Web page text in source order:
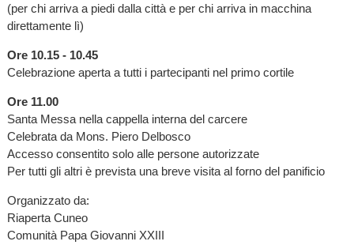
(per chi arriva a piedi dalla città e per chi arriva in macchina
direttamente lì)
Ore 10.15 - 10.45
Celebrazione aperta a tutti i partecipanti nel primo cortile
Ore 11.00
Santa Messa nella cappella interna del carcere
Celebrata da Mons. Piero Delbosco
Accesso consentito solo alle persone autorizzate
Per tutti gli altri è prevista una breve visita al forno del panificio
Organizzato da:
Riaperta Cuneo
Comunità Papa Giovanni XXIII